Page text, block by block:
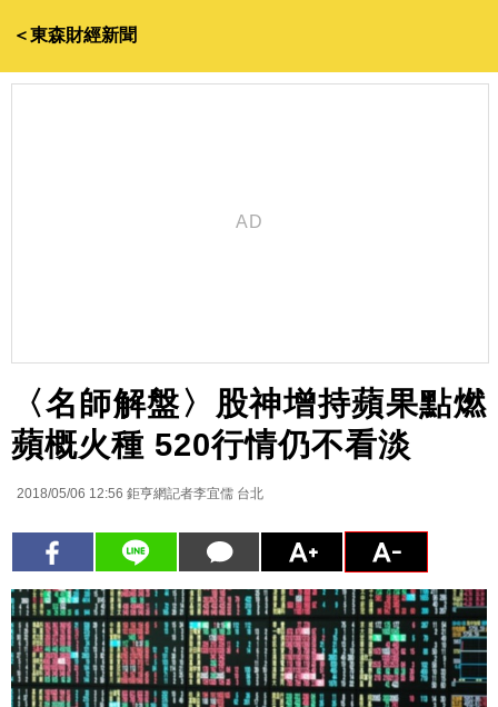
＜東森財經新聞
〈名師解盤〉股神增持蘋果點燃
蘋概火種 520行情仍不看淡
2018/05/06 12:56 鉅亨網記者李宜儒 台北